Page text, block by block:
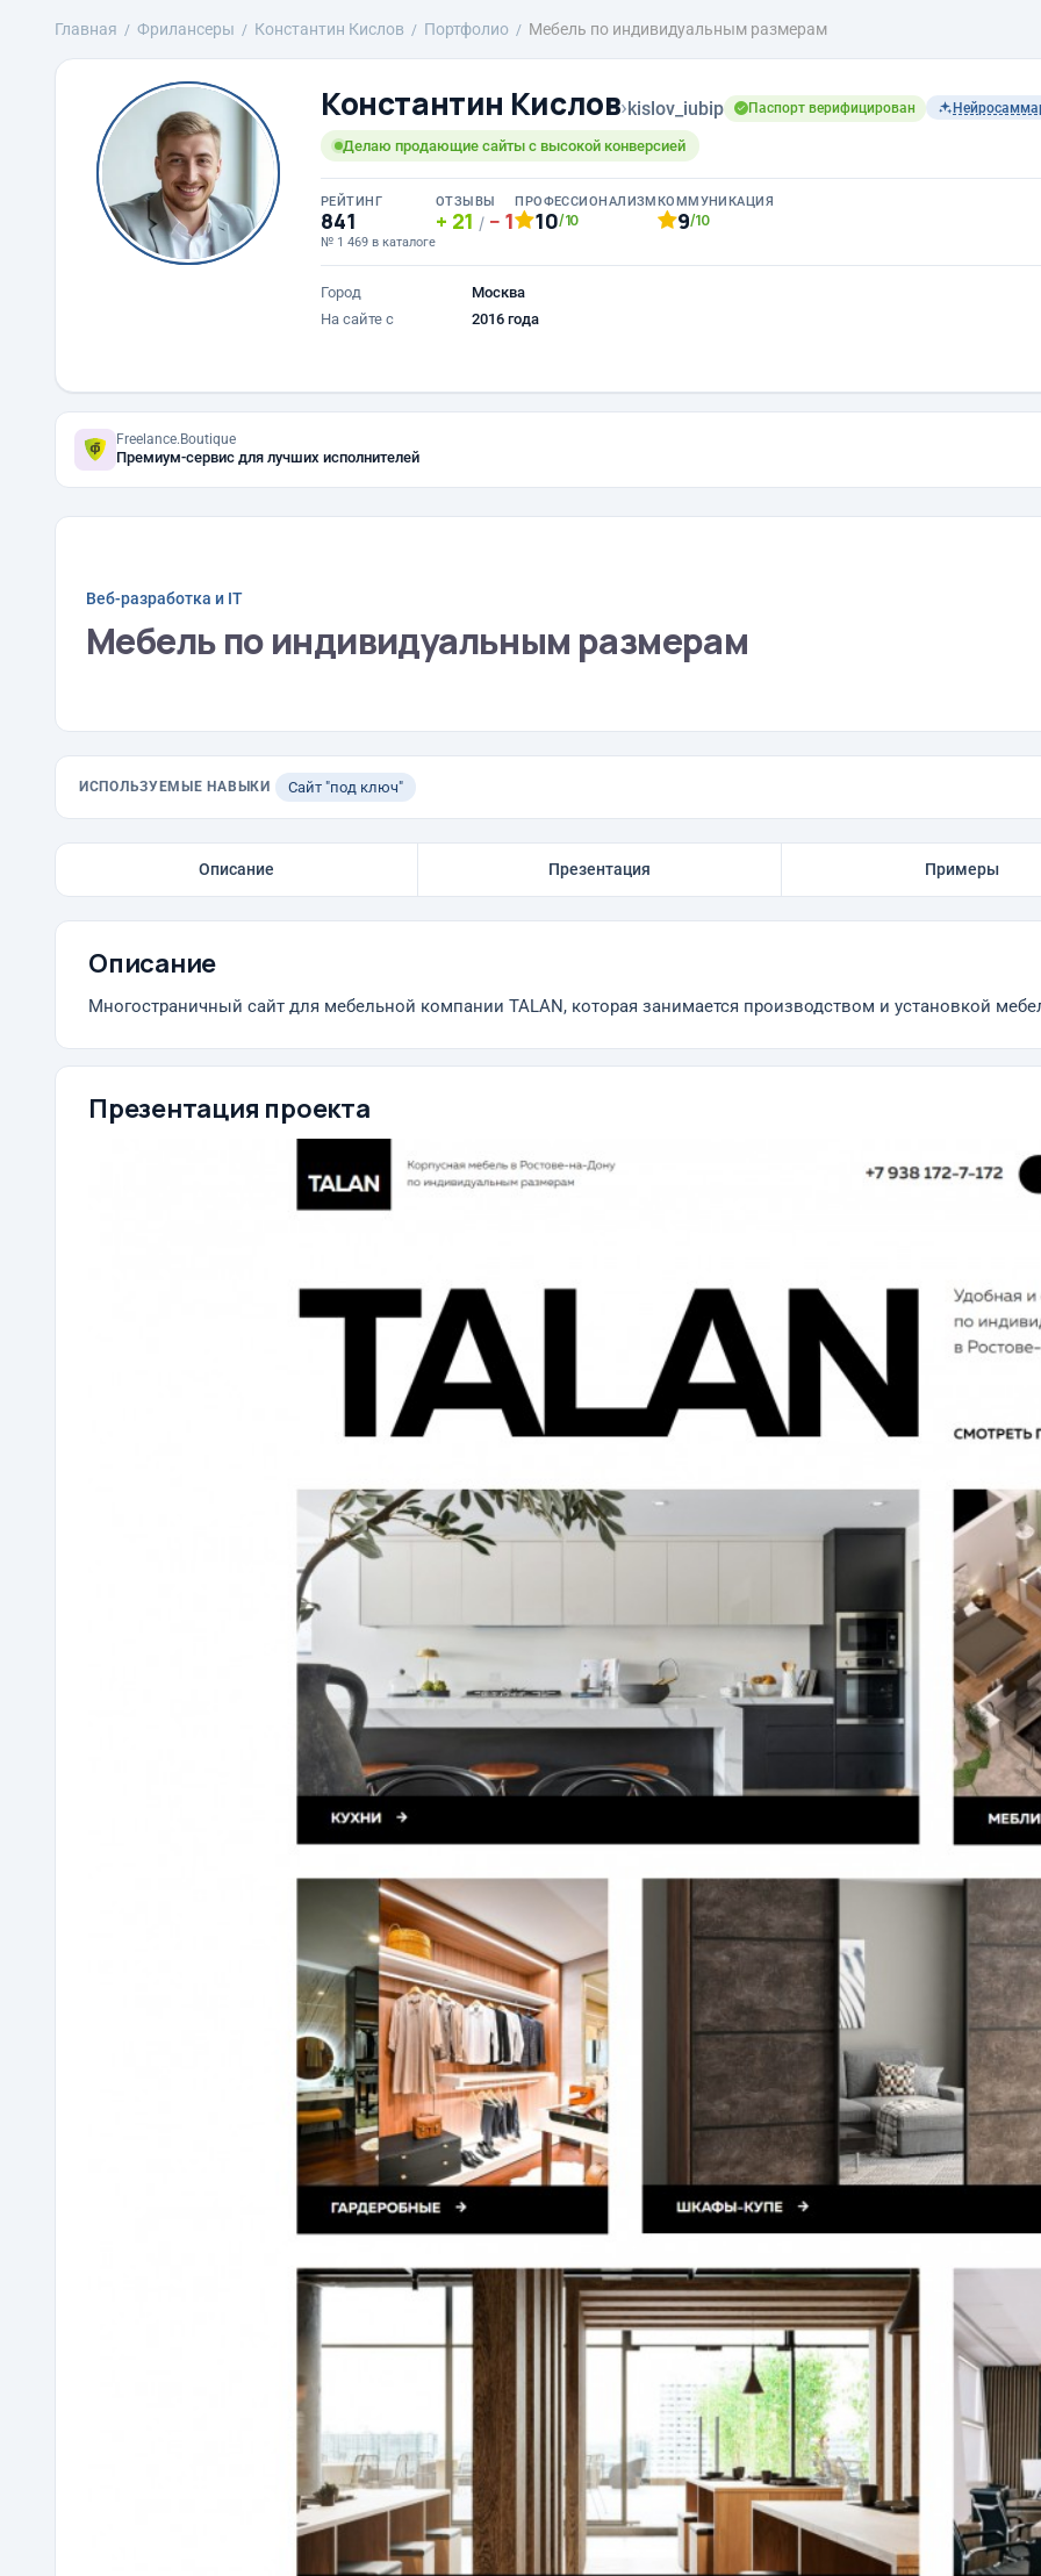
Главная Фрилансеры Константин Кислов Портфолио Мебель по индивидуальным размерам
Константин Кислов›kislov_iubip Паспорт верифицирован
Делаю продающие сайты с высокой конверсией
РЕЙТИНГ
841
№ 1 469 в каталоге
ОТЗЫВЫ
21 / 1
ПРОФЕССИОНАЛИЗМ
10/10
КОММУНИКАЦИЯ
9/10
Город
Москва
На сайте с
2016 года
Freelance.Boutique
Премиум-сервис для лучших исполнителей
Веб-разработка и IT
Мебель по индивидуальным размерам
ИСПОЛЬЗУЕМЫЕ НАВЫКИ Сайт "под ключ"
Описание Презентация Примеры
Описание
Многостраничный сайт для мебельной компании TALAN, которая занимается производством и установкой
Презентация проекта